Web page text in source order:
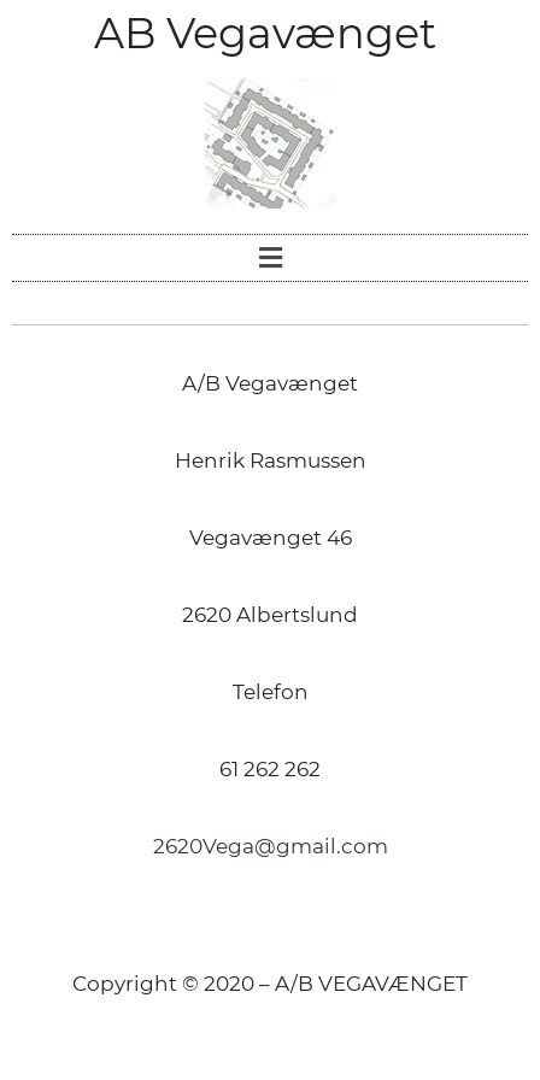
AB Vegavænget
A/B Vegavænget
Henrik Rasmussen
Vegavænget 46
2620 Albertslund
Telefon
61 262 262
2620Vega@gmail.com
Copyright © 2020 – A/B VEGAVÆNGET